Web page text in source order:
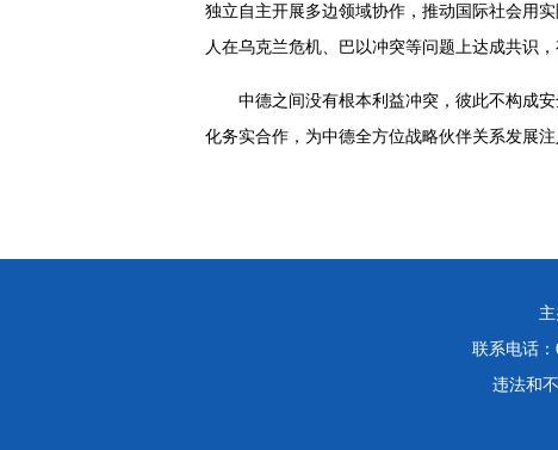
独立自主开展多边领域协作，推动国际社会用
人在乌克兰危机、巴以冲突等问题上达成共识
中德之间没有根本利益冲突，彼此不构成
化务实合作，为中德全方位战略伙伴关系发展
联系电话
违法和